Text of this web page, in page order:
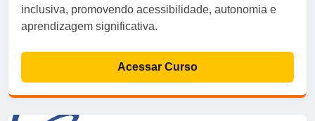
inclusiva, promovendo acessibilidade, autonomia e
aprendizagem significativa.
Acessar Curso